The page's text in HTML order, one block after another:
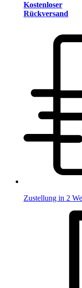
Kostenloser
Rückversand
Zustellung in 2